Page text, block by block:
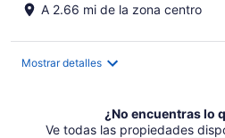
A 2.66 mi de la zona centro
Mostrar detalles
¿No encuentras lo
Ve todas las propiedades